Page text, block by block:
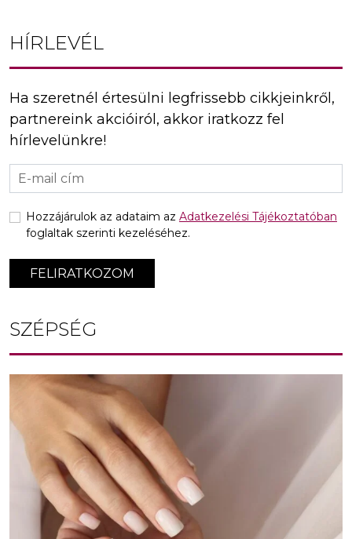
HÍRLEVÉL
Ha szeretnél értesülni legfrissebb cikkjeinkről,
partnereink akcióiról, akkor iratkozz fel
hírlevelünkre!
FELIRATKOZOM
Hozzájárulok az adataim az Adatkezelési Tájékoztatóban
foglaltak szerinti kezeléséhez.
SZÉPSÉG